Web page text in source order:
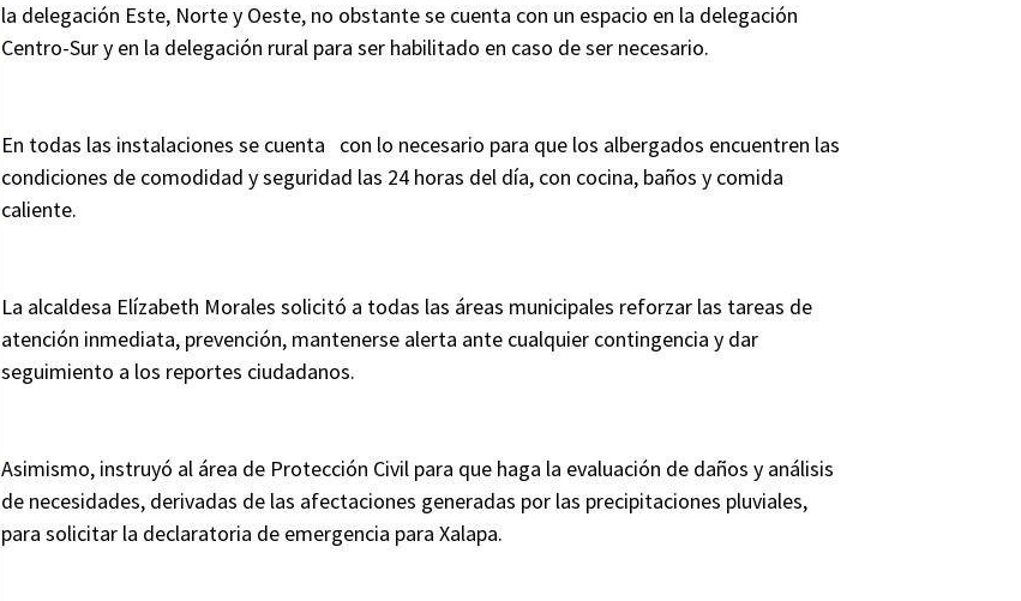
la delegación Este, Norte y Oeste, no obstante se cuenta con un espacio en la delegación
Centro-Sur y en la delegación rural para ser habilitado en caso de ser necesario.
En todas las instalaciones se cuenta con lo necesario para que los albergados encuentren las
condiciones de comodidad y seguridad las 24 horas del día, con cocina, baños y comida
caliente.
La alcaldesa Elízabeth Morales solicitó a todas las áreas municipales reforzar las tareas de
atención inmediata, prevención, mantenerse alerta ante cualquier contingencia y dar
seguimiento a los reportes ciudadanos.
Asimismo, instruyó al área de Protección Civil para que haga la evaluación de daños y análisis
de necesidades, derivadas de las afectaciones generadas por las precipitaciones pluviales,
para solicitar la declaratoria de emergencia para Xalapa.